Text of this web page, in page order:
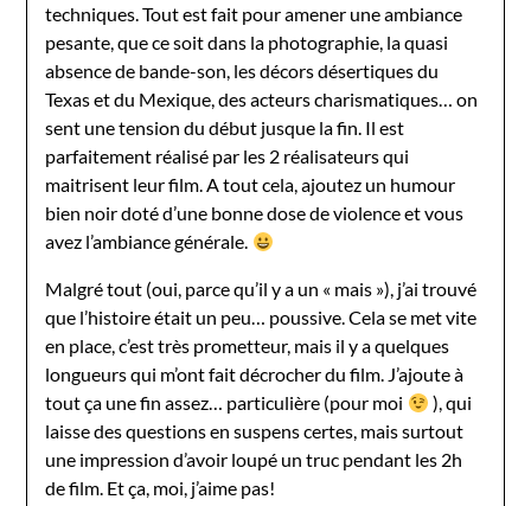
techniques. Tout est fait pour amener une ambiance
pesante, que ce soit dans la photographie, la quasi
absence de bande-son, les décors désertiques du
Texas et du Mexique, des acteurs charismatiques… on
sent une tension du début jusque la fin. Il est
parfaitement réalisé par les 2 réalisateurs qui
maitrisent leur film. A tout cela, ajoutez un humour
bien noir doté d’une bonne dose de violence et vous
avez l’ambiance générale.
Malgré tout (oui, parce qu’il y a un « mais »), j’ai trouvé
que l’histoire était un peu… poussive. Cela se met vite
en place, c’est très prometteur, mais il y a quelques
longueurs qui m’ont fait décrocher du film. J’ajoute à
tout ça une fin assez… particulière (pour moi
), qui
laisse des questions en suspens certes, mais surtout
une impression d’avoir loupé un truc pendant les 2h
de film. Et ça, moi, j’aime pas!